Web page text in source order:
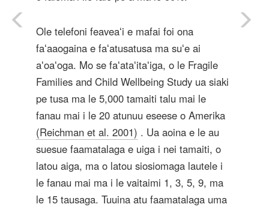
Ole telefoni feaveaʻi e mafai foi ona
faʻaaogaina e faʻatusatusa ma suʻe ai
aʻoaʻoga. Mo se faʻataʻitaʻiga, o le Fragile
Families and Child Wellbeing Study ua siaki
pe tusa ma le 5,000 tamaiti talu mai le
fanau mai i le 20 atunuu eseese o Amerika
(Reichman et al. 2001) . Ua aoina e le au
suesue faamatalaga e uiga i nei tamaiti, o
latou aiga, ma o latou siosiomaga lautele i
le fanau mai ma i le vaitaimi 1, 3, 5, 9, ma
le 15 tausaga. Tuuina atu faamatalaga uma